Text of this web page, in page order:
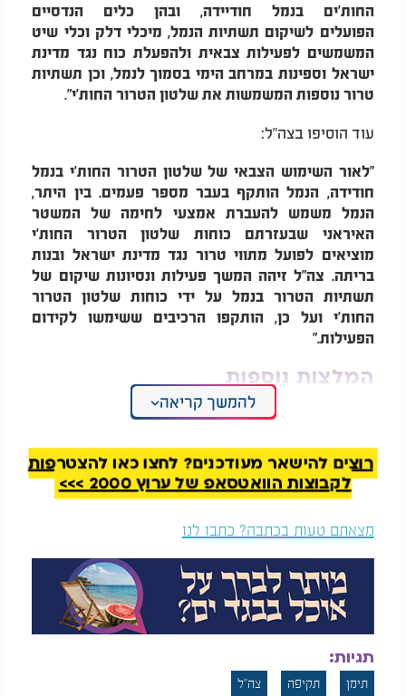
החות'ים בנמל חודיידה, ובהן כלים הנדסיים
הפועלים לשיקום תשתיות הנמל, מיכלי דלק וכלי שיט
המשמשים לפעילות צבאית ולהפעלת כוח נגד מדינת
ישראל וספינות במרחב הימי בסמוך לנמל, וכן תשתיות
טרור נוספות המשמשות את שלטון הטרור החות׳י".
עוד הוסיפו בצה"ל:
"לאור השימוש הצבאי של שלטון הטרור החות'י בנמל
חודידה, הנמל הותקף בעבר מספר פעמים. בין היתר,
הנמל משמש להעברת אמצעי לחימה של המשטר
האיראני שבעזרתם כוחות שלטון הטרור החות'י
מוציאים לפועל מתווי טרור נגד מדינת ישראל ובנות
בריתה. צה״ל זיהה המשך פעילות ונסיונות שיקום של
תשתיות הטרור בנמל על ידי כוחות שלטון הטרור
החות'י ועל כן, הותקפו הרכיבים ששימשו לקידום
הפעילות."
המלצות נוספות
הקהילה היהודית
האחרונה בסוריה: פחות
מ-30 יהודים נותרו
במדינה
צפו: מוזיאון חדש
של חיזבאללה‏ מציג
נשק ישראלי
צה"ל הדגיש כי"שלטון הטרור החות'י מנצל את המרחב
הימי עבור הפעלת כוח ופעילות טרור נגד ספינות מעבר
וסחר במרחב השיט העולמי. המטרות שהותקפו
ממחישות את השימוש הצבאי שמבצע שלטון הטרור
החות'י בתשתיות אזרחיות לצרכי טרור. צה״ל יפעל
להמשך קריאה
רוצים להישאר מעודכנים? לחצו כאן להצטרפות
לקבוצות הוואטסאפ של ערוץ 2000 >>>
מצאתם טעות בכתבה? כתבו לנו
תגיות:
תימן תקיפה צה"ל